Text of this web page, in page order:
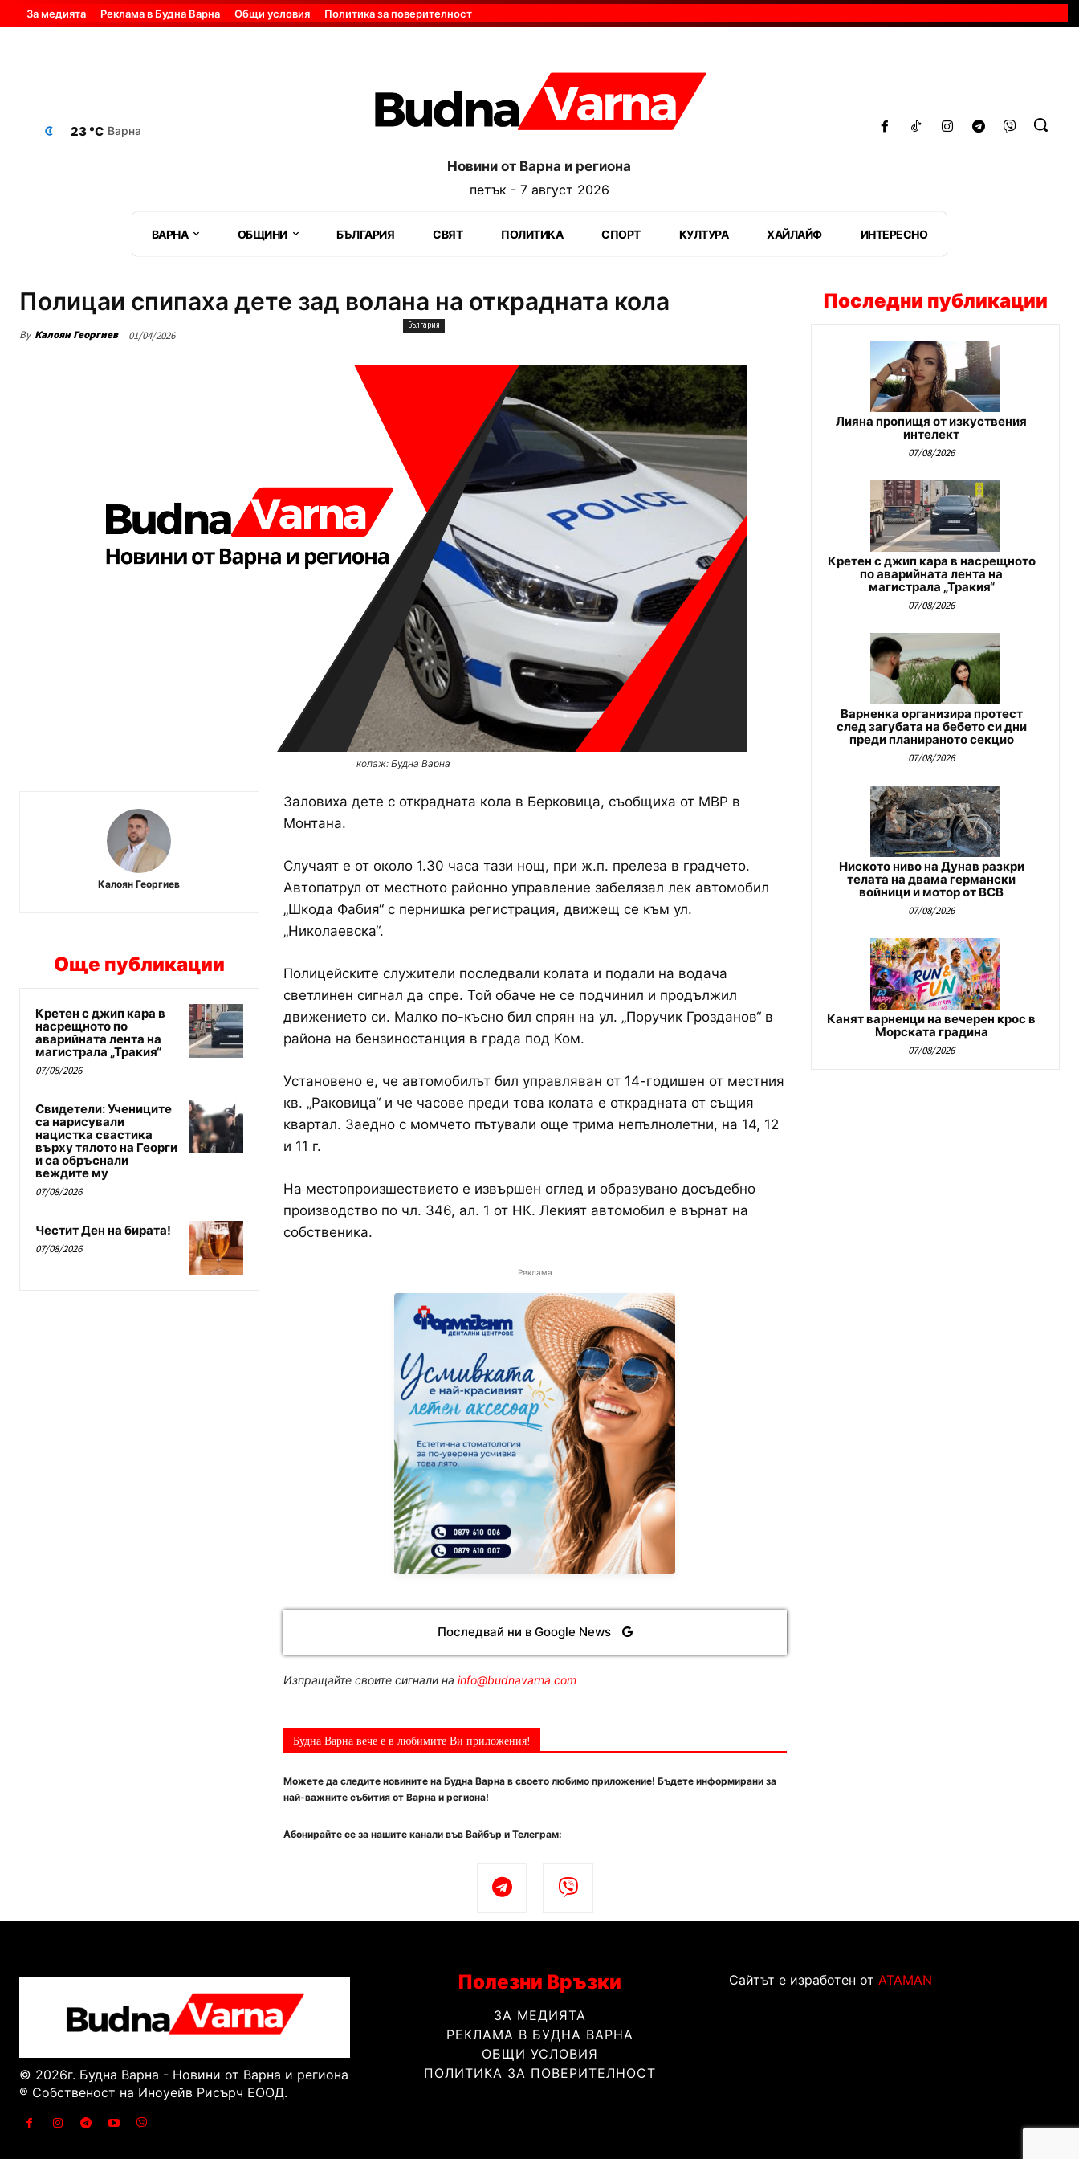
За медията Реклама в Будна Варна Общи условия Политика за поверителност
23 °C Варна
Новини от Варна и региона
петък - 7 август 2026
ВАРНА ОБЩИНИ БЪЛГАРИЯ СВЯТ ПОЛИТИКА СПОРТ КУЛТУРА ХАЙЛАЙФ ИНТЕРЕСНО
Полицаи спипаха дете зад волана на открадната кола
By Калоян Георгиев 01/04/2026
България
колаж: Будна Варна
Калоян Георгиев
Още публикации
Кретен с джип кара в
насрещното по
аварийната лента на
магистрала „Тракия“
07/08/2026
Свидетели: Учениците
са нарисували
нацистка свастика
върху тялото на Георги
и са обръснали
веждите му
07/08/2026
Честит Ден на бирата!
07/08/2026
Заловиха дете с открадната кола в Берковица, съобщиха от МВР в
Монтана.
Случаят е от около 1.30 часа тази нощ, при ж.п. прелеза в градчето.
Автопатрул от местното районно управление забелязал лек автомобил
„Шкода Фабия“ с пернишка регистрация, движещ се към ул.
„Николаевска“.
Полицейските служители последвали колата и подали на водача
светлинен сигнал да спре. Той обаче не се подчинил и продължил
движението си. Малко по-късно бил спрян на ул. „Поручик Грозданов“ в
района на бензиностанция в града под Ком.
Установено е, че автомобилът бил управляван от 14-годишен от местния
кв. „Раковица“ и че часове преди това колата е открадната от същия
квартал. Заедно с момчето пътували още трима непълнолетни, на 14, 12
и 11 г.
На местопроизшествието е извършен оглед и образувано досъдебно
производство по чл. 346, ал. 1 от НК. Лекият автомобил е върнат на
собственика.
Реклама
Последвай ни в Google News
Изпращайте своите сигнали на info@budnavarna.com
Будна Варна вече е в любимите Ви приложения!
Можете да следите новините на Будна Варна в своето любимо приложение! Бъдете информирани за
най-важните събития от Варна и региона!
Абонирайте се за нашите канали във Вайбър и Телеграм:
Последни публикации
Лияна пропищя от изкуствения
интелект
07/08/2026
Кретен с джип кара в насрещното
по аварийната лента на
магистрала „Тракия“
07/08/2026
Варненка организира протест
след загубата на бебето си дни
преди планираното секцио
07/08/2026
Ниското ниво на Дунав разкри
телата на двама германски
войници и мотор от ВСВ
07/08/2026
Канят варненци на вечерен крос в
Морската градина
07/08/2026
© 2026г. Будна Варна - Новини от Варна и региона
® Собственост на Иноуейв Рисърч ЕООД.
Полезни Връзки
ЗА МЕДИЯТА
РЕКЛАМА В БУДНА ВАРНА
ОБЩИ УСЛОВИЯ
ПОЛИТИКА ЗА ПОВЕРИТЕЛНОСТ
Сайтът е изработен от ATAMAN